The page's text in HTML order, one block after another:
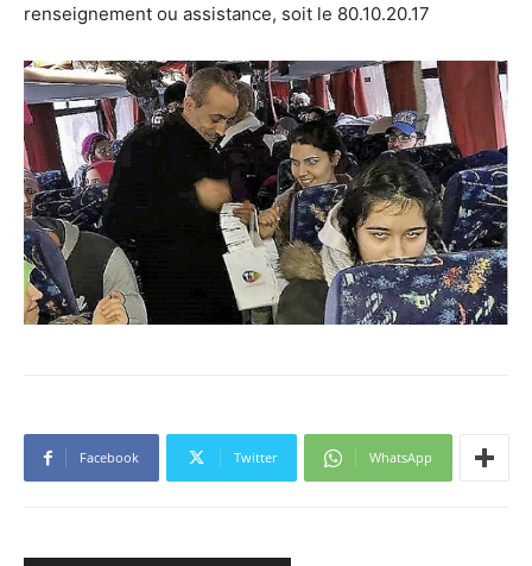
renseignement ou assistance, soit le 80.10.20.17
Facebook Twitter WhatsApp